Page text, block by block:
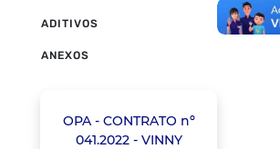
ADITIVOS
ANEXOS
OPA - CONTRATO nº
041.2022 - VINNY